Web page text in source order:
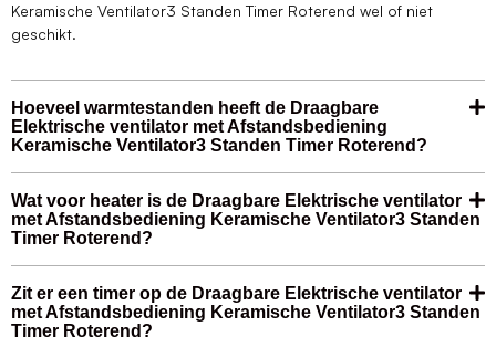
Keramische Ventilator3 Standen Timer Roterend wel of niet
geschikt.
Hoeveel warmtestanden heeft de Draagbare
Elektrische ventilator met Afstandsbediening
Keramische Ventilator3 Standen Timer Roterend?
Wat voor heater is de Draagbare Elektrische ventilator
met Afstandsbediening Keramische Ventilator3 Standen
Timer Roterend?
Zit er een timer op de Draagbare Elektrische ventilator
met Afstandsbediening Keramische Ventilator3 Standen
Timer Roterend?